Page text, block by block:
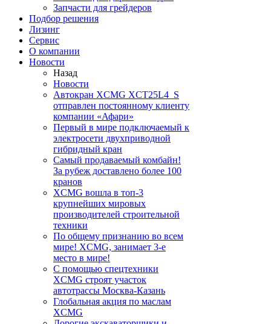
Запчасти для грейдеров
Подбор решения
Лизинг
Сервис
О компании
Новости
Назад
Новости
Автокран XCMG XCT25L4_S
отправлен постоянному клиенту
компании «Афари»
Первый в мире подключаемый к
электросети двухприводной
гибридный кран
Самый продаваемый комбайн!
За рубеж доставлено более 100
кранов
XCMG вошла в топ-3
крупнейших мировых
производителей строительной
техники
По общему признанию во всем
мире! XCMG, занимает 3-е
место в мире!
С помощью спецтехники
XCMG строят участок
автотрассы Москва-Казань
Глобальная акция по маслам
XCMG